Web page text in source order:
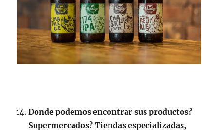
Donde podemos encontrar sus productos?
Supermercados? Tiendas especializadas,